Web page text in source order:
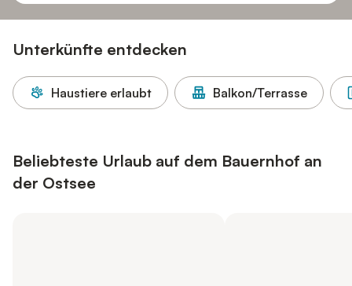
Unterkünfte entdecken
Haustiere erlaubt Balkon/Terrasse
Beliebteste Urlaub auf dem Bauernhof an
der Ostsee